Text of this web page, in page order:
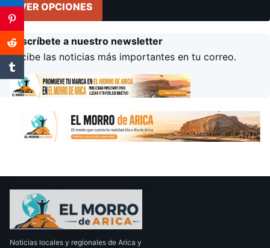
VER OPCIONES
Suscríbete a nuestro newsletter
Recibe las noticias más importantes en tu correo.
Noticias locales y regionales de Arica y